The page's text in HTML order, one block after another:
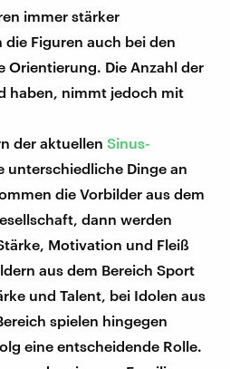
immer stärker
Figuren auch bei den
Orientierung. Die Anzahl der
haben, nimmt jedoch mit
der aktuellenSinus-
unterschiedliche Dinge an
die Vorbilder aus dem
dann werden
Motivation und Fleiß
aus dem Bereich Sport
und Talent, bei Idolen aus
spielen hingegen
eine entscheidende Rolle.